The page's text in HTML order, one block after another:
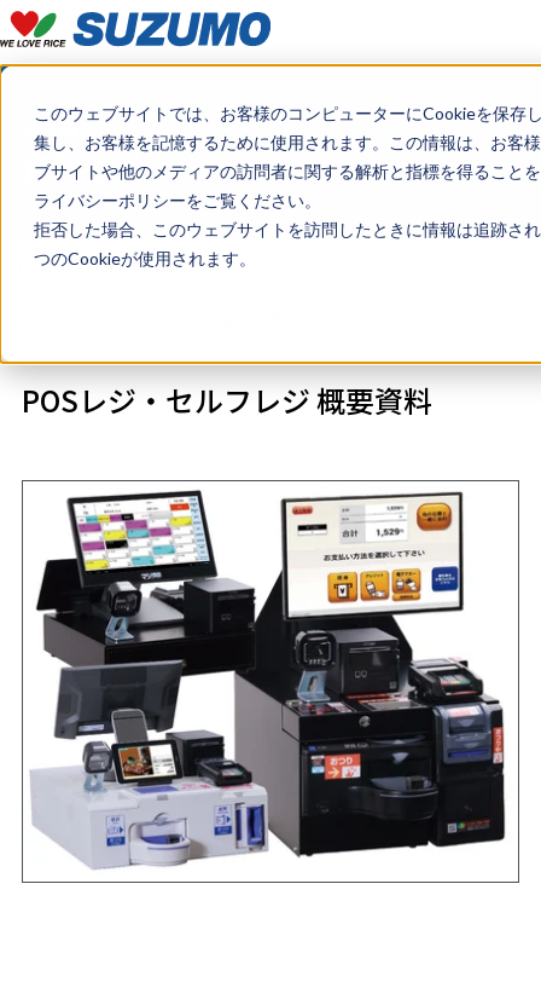
このウェブサイトでは、お客様のコンピューターにCookieを保
集し、お客様を記憶するために使用されます。この情報は、お客
ブサイトや他のメディアの訪問者に関する解析と指標を得ること
ライバシーポリシーをご覧ください。
拒否した場合、このウェブサイトを訪問したときに情報は追跡さ
つのCookieが使用されます。
Materials
資料ダウンロード
トップ
資料ダウンロード
POSレジ・セルフレジ 概要資料